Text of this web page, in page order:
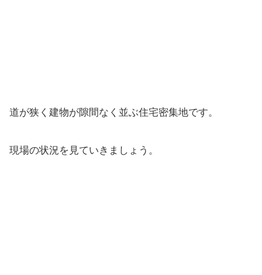
道が狭く建物が隙間なく並ぶ住宅密集地です。
現場の状況を見ていきましょう。